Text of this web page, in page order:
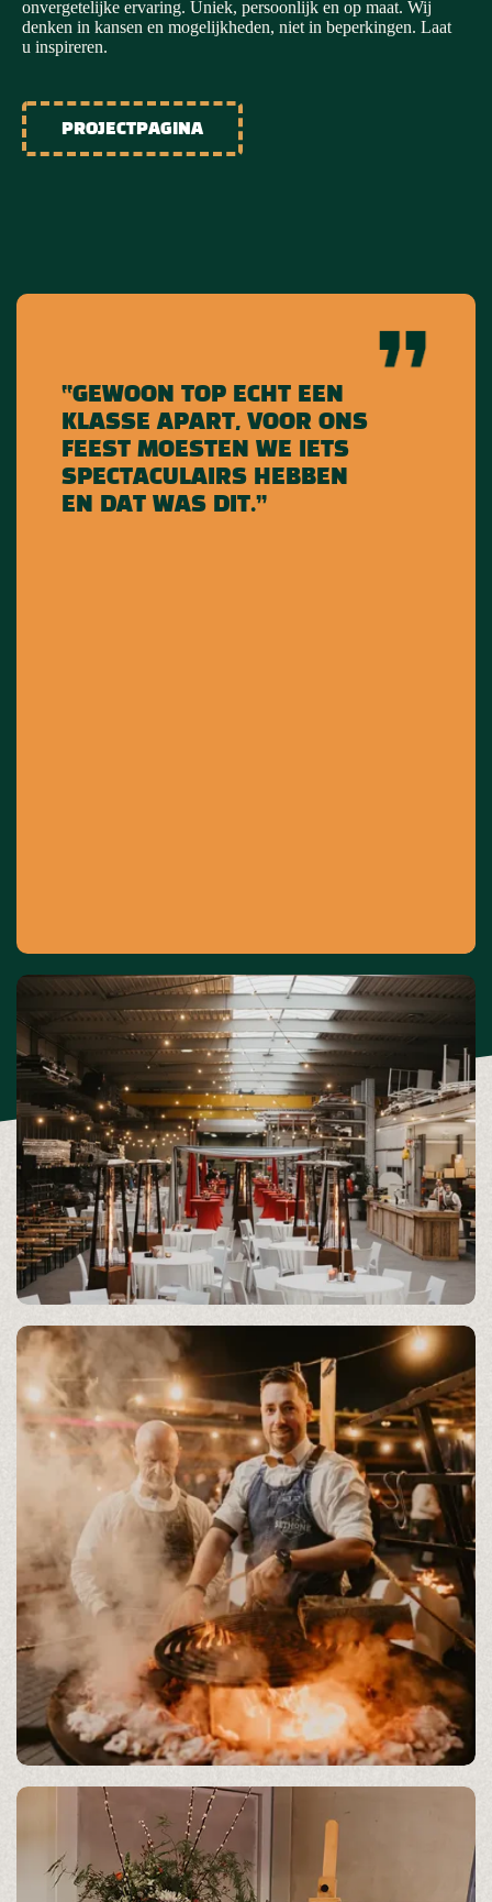
onvergetelijke ervaring. Uniek, persoonlijk en op maat. Wij
denken in kansen en mogelijkheden, niet in beperkingen. Laat
u inspireren.
PROJECTPAGINA
“GEWOON TOP ECHT EEN
KLASSE APART, VOOR ONS
FEEST MOESTEN WE IETS
SPECTACULAIRS HEBBEN
EN DAT WAS DIT.”